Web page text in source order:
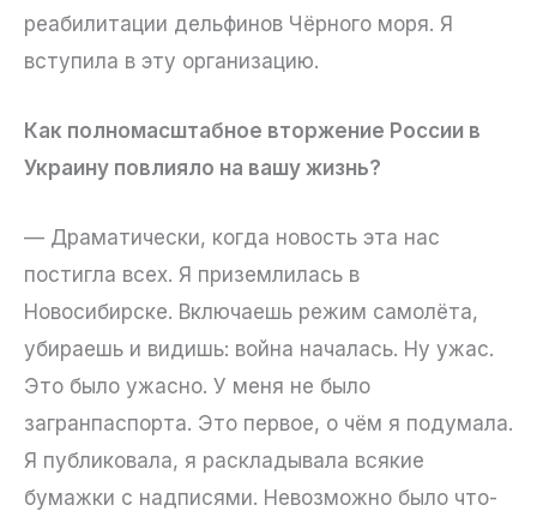
реабилитации дельфинов Чёрного моря. Я
вступила в эту организацию.
Как полномасштабное вторжение России в
Украину повлияло на вашу жизнь?
— Драматически, когда новость эта нас
постигла всех. Я приземлилась в
Новосибирске. Включаешь режим самолёта,
убираешь и видишь: война началась. Ну ужас.
Это было ужасно. У меня не было
загранпаспорта. Это первое, о чём я подумала.
Я публиковала, я раскладывала всякие
бумажки с надписями. Невозможно было что-